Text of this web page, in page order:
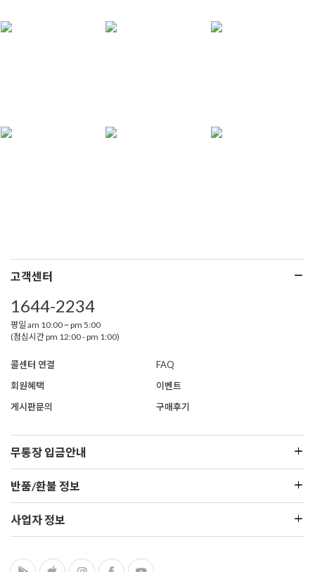
고객센터
1644-2234
평일 am 10:00 ~ pm 5:00
(점심시간 pm 12:00 - pm 1:00)
콜센터 연결
FAQ
회원혜택
이벤트
게시판문의
구매후기
무통장 입금안내
반품/환불 정보
사업자 정보